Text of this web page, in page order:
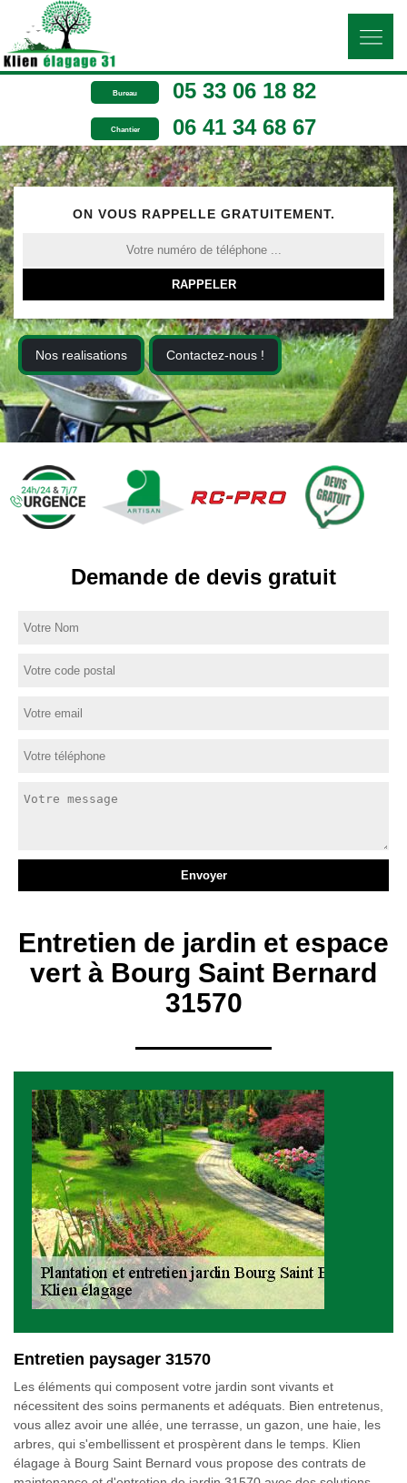
Bureau 05 33 06 18 82
Chantier 06 41 34 68 67
ON VOUS RAPPELLE GRATUITEMENT.
Nos realisations Contactez-nous !
Demande de devis gratuit
Entretien de jardin et espace
vert à Bourg Saint Bernard
31570
Entretien paysager 31570
Les éléments qui composent votre jardin sont vivants et
nécessitent des soins permanents et adéquats. Bien entretenus,
vous allez avoir une allée, une terrasse, un gazon, une haie, les
arbres, qui s'embellissent et prospèrent dans le temps. Klien
élagage à Bourg Saint Bernard vous propose des contrats de